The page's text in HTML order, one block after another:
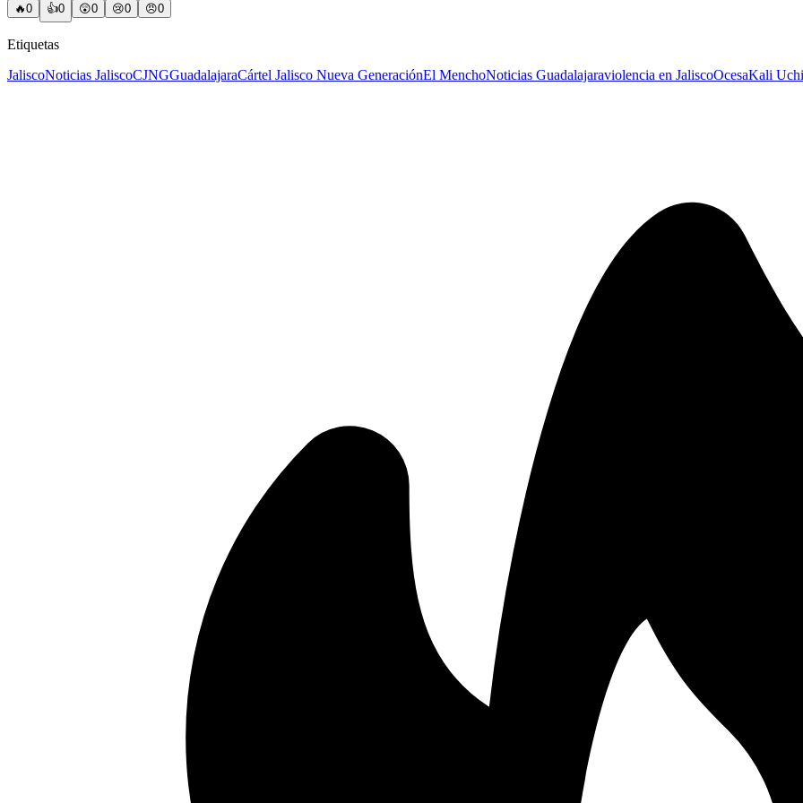
🔥0 👍0 😲0 😢0 😠0
Etiquetas
JaliscoNoticias JaliscoCJNGGuadalajaraCártel Jalisco Nueva GeneraciónEl MenchoNoticias Guadalajaraviolencia en JaliscoOcesaKali